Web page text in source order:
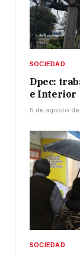
SOCIEDAD
Dpec:
e Interior
5 de agosto
SOCIEDAD